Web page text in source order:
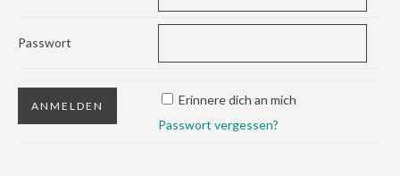
Passwort
Erinnere dich an mich
Passwort vergessen?